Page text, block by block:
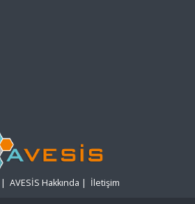
| AVESİS Hakkında | İletişim